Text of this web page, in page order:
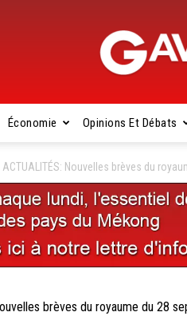
Économie Opinions Et Débats
ACTUALITÉS: Nouvelles brèves du
brèves du royaume du 28